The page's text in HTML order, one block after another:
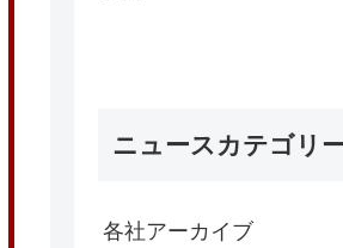
ニュースカテゴリ
各社アーカイブ